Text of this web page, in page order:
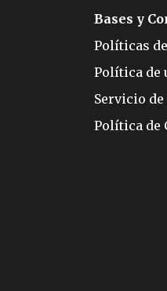
Bases y
Políticas
Política de
Servicio
Política de